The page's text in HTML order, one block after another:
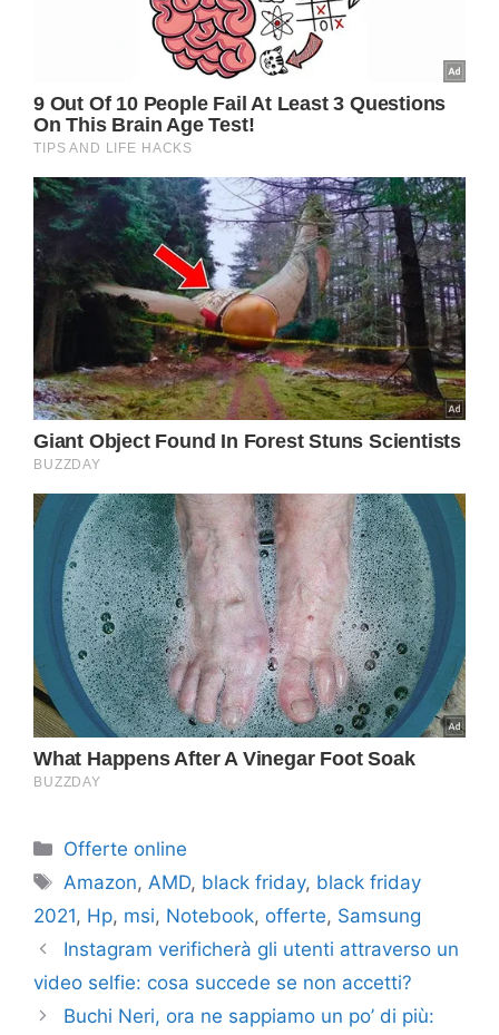
Categorie
Offerte online
Tag
Amazon, AMD, black friday, black friday
2021, Hp, msi, Notebook, offerte, Samsung
Instagram verificherà gli utenti attraverso un
video selfie: cosa succede se non accetti?
Buchi Neri, ora ne sappiamo un po’ di più: